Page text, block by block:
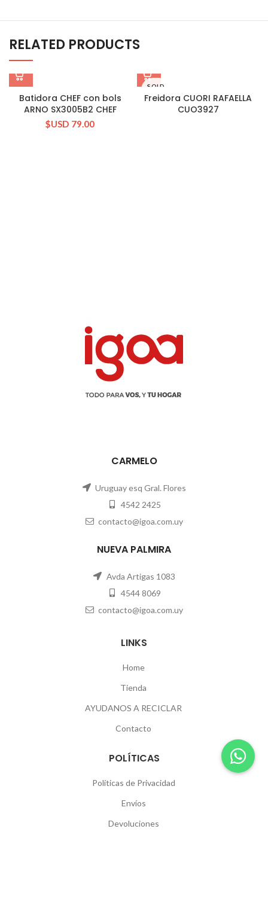
RELATED PRODUCTS
Batidora CHEF con bols
ARNO SX3005B2 CHEF
$USD 79.00
SOLD
OUT
Freidora CUORI RAFAELLA
CUO3927
CARMELO
Uruguay esq Gral. Flores
4542 2425
contacto@igoa.com.uy
NUEVA PALMIRA
Avda Artigas 1083
4544 8069
contacto@igoa.com.uy
LINKS
Home
Tienda
AYUDANOS A RECICLAR
Contacto
POLÍTICAS
Políticas de Privacidad
Envíos
Devoluciones